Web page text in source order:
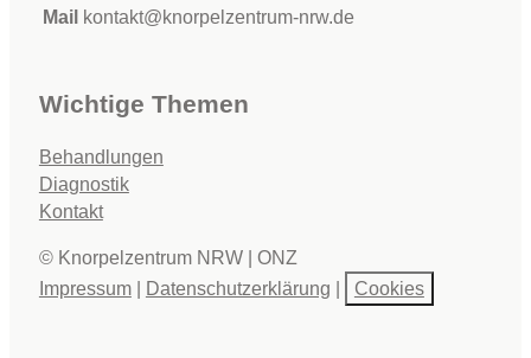
Mail kontakt@knorpelzentrum-nrw.de
Wichtige Themen
Behandlungen
Diagnostik
Kontakt
© Knorpelzentrum NRW | ONZ
Impressum| Datenschutzerklärung | Cookies